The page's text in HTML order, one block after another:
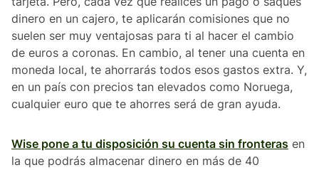
dinero en un cajero, te aplicarán comisiones que no
suelen ser muy ventajosas para ti al hacer el cambio
de euros a coronas. En cambio, al tener una cuenta en
moneda local, te ahorrarás todos esos gastos extra. Y,
en un país con precios tan elevados como Noruega,
cualquier euro que te ahorres será de gran ayuda.
Wise pone a tu disposición su cuenta sin fronteras en
la que podrás almacenar dinero en más de 40